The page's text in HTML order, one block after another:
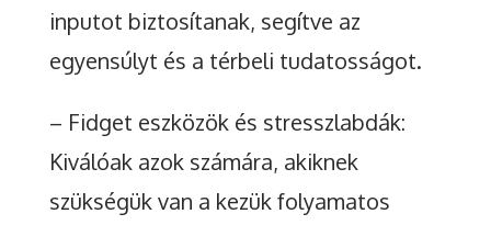
inputot biztosítanak, segítve az
egyensúlyt és a térbeli tudatosságot.
– Fidget eszközök és stresszlabdák:
Kiválóak azok számára, akiknek
szükségük van a kezük folyamatos